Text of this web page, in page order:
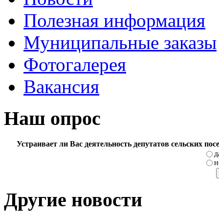
Полезная информация
Муниципальные заказы
Фотогалерея
Вакансия
Наш опрос
Устраивает ли Вас деятельность депутатов сельских
Другие новости